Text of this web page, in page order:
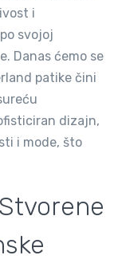
i
svojoj
Danas ćemo se
patike čini
dizajn,
i mode, što